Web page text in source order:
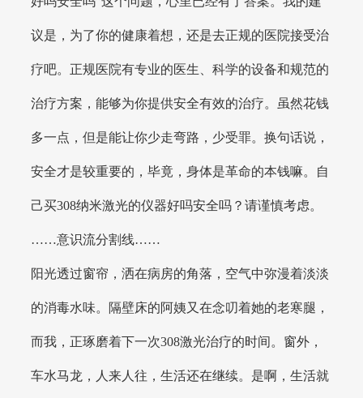
议是，为了你的健康着想，还是去正规的医院接受治
疗吧。正规医院有专业的医生、科学的设备和规范的
治疗方案，能够为你提供安全有效的治疗。虽然花钱
多一点，但是能让你少走弯路，少受罪。换句话说，
安全才是较重要的，毕竟，身体是革命的本钱嘛。自
己买308纳米激光的仪器好吗安全吗？请谨慎考虑。
……意识流分割线……
阳光透过窗帘，洒在病房的角落，空气中弥漫着淡淡
的消毒水味。隔壁床的阿姨又在念叨着她的老寒腿，
而我，正琢磨着下一次308激光治疗的时间。窗外，
车水马龙，人来人往，生活还在继续。是啊，生活就